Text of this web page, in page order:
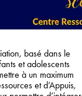
basé dans le
et adolescents
à un maximum
et d’Appuis,